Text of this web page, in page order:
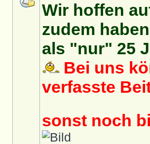
Wir hoffen
zudem
als "nur" 25
Bei uns
verfasste
sonst noch